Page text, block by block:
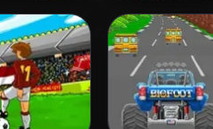
Swish Foot Chinko